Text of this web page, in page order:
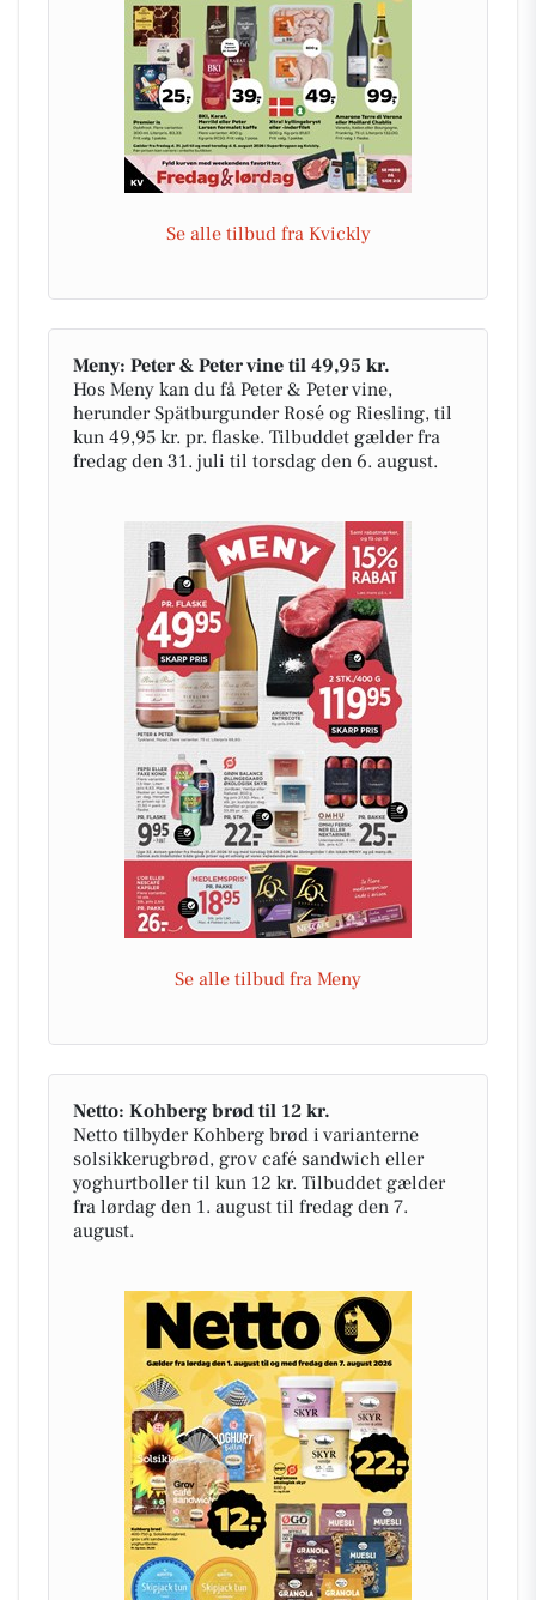
Se alle tilbud fra Kvickly
Meny: Peter & Peter vine til 49,95 kr.
Hos Meny kan du få Peter & Peter vine,
herunder Spätburgunder Rosé og Riesling, til
kun 49,95 kr. pr. flaske. Tilbuddet gælder fra
fredag den 31. juli til torsdag den 6. august.
Se alle tilbud fra Meny
Netto: Kohberg brød til 12 kr.
Netto tilbyder Kohberg brød i varianterne
solsikkerugbrød, grov café sandwich eller
yoghurtboller til kun 12 kr. Tilbuddet gælder
fra lørdag den 1. august til fredag den 7.
august.